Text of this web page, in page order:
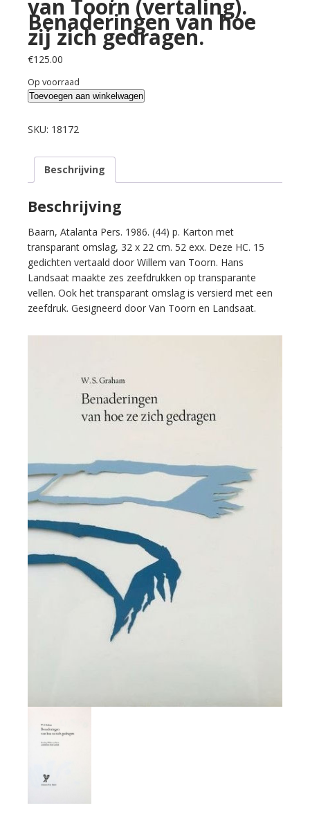
van Toorn (vertaling).
Benaderingen van hoe
zij zich gedragen.
€125.00
Op voorraad
Graham,
/
van
Toorn
Benaderingen
hoe
zij
zich
gedragen.
aantal
Toevoegen aan winkelwagen
SKU: 18172
Beschrijving
Beschrijving
Baarn, Atalanta Pers. 1986. (44) p. Karton met
transparant omslag, 32 x 22 cm. 52 exx. Deze HC. 15
gedichten vertaald door Willem van Toorn. Hans
Landsaat maakte zes zeefdrukken op transparante
vellen. Ook het transparant omslag is versierd met een
zeefdruk. Gesigneerd door Van Toorn en Landsaat.